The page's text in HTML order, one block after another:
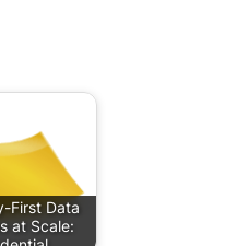
First Data
at Scale: